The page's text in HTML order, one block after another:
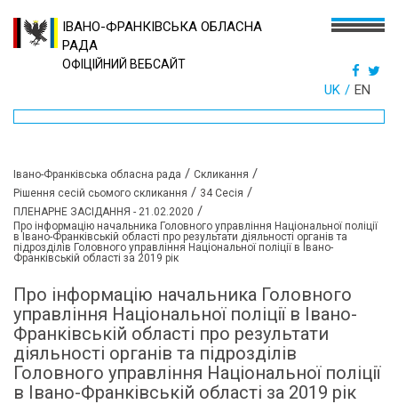
ІВАНО-ФРАНКІВСЬКА ОБЛАСНА
РАДА
ОФІЦІЙНИЙ ВЕБСАЙТ
UK EN
Івано-Франківська обласна рада / Скликання /
Рішення сесій сьомого скликання / 34 Сесія /
ПЛЕНАРНЕ ЗАСІДАННЯ - 21.02.2020 /
Про інформацію начальника Головного управління Національної поліції
в Івано-Франківській області про результати діяльності органів та
підрозділів Головного управління Національної поліції в Івано-
Франківській області за 2019 рік
Про інформацію начальника Головного
управління Національної поліції в Івано-
Франківській області про результати
діяльності органів та підрозділів
Головного управління Національної поліції
в Івано-Франківській області за 2019 рік